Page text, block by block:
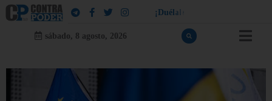
¡ Dué a
sábado, 8 agosto, 2026